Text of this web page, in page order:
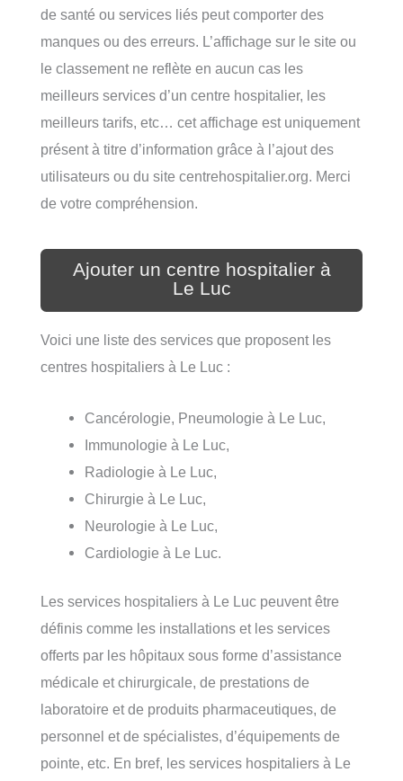
de santé ou services liés peut comporter des
manques ou des erreurs. L’affichage sur le site ou
le classement ne reflète en aucun cas les
meilleurs services d’un centre hospitalier, les
meilleurs tarifs, etc… cet affichage est uniquement
présent à titre d’information grâce à l’ajout des
utilisateurs ou du site centrehospitalier.org. Merci
de votre compréhension.
Ajouter un centre hospitalier à
Le Luc
Voici une liste des services que proposent les
centres hospitaliers à Le Luc :
Cancérologie, Pneumologie à Le Luc,
Immunologie à Le Luc,
Radiologie à Le Luc,
Chirurgie à Le Luc,
Neurologie à Le Luc,
Cardiologie à Le Luc.
Les services hospitaliers à Le Luc peuvent être
définis comme les installations et les services
offerts par les hôpitaux sous forme d’assistance
médicale et chirurgicale, de prestations de
laboratoire et de produits pharmaceutiques, de
personnel et de spécialistes, d’équipements de
pointe, etc. En bref, les services hospitaliers à Le